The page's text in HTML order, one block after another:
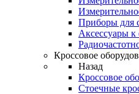
Приборы для
Аксессуары
Кроссовое
Назад
Кроссовое
Стоечные